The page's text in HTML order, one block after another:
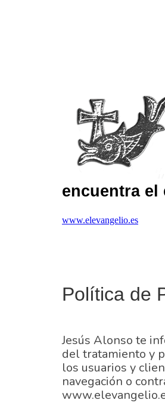
encuentra el
www.elevangelio.es
Política de
Jesús Alonso te
del tratamiento y
los usuarios y
navegación o